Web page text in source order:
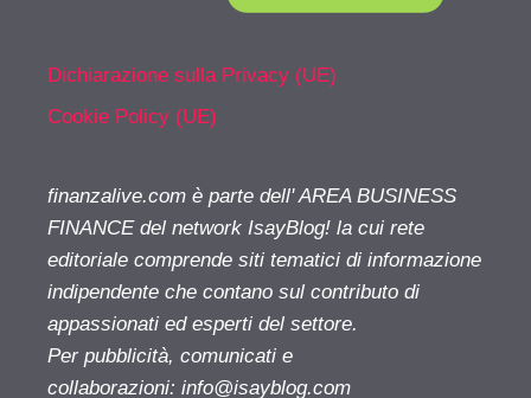
Dichiarazione sulla Privacy (UE)
Cookie Policy (UE)
finanzalive.com è parte dell' AREA BUSINESS
FINANCE del network IsayBlog! la cui rete
editoriale comprende siti tematici di informazione
indipendente che contano sul contributo di
appassionati ed esperti del settore.
Per pubblicità, comunicati e
collaborazioni: info@isayblog.com